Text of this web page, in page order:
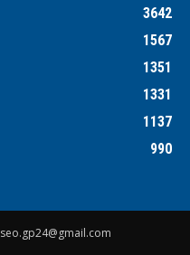
3642
1567
1351
1331
1137
990
seo.gp24@gmail.com